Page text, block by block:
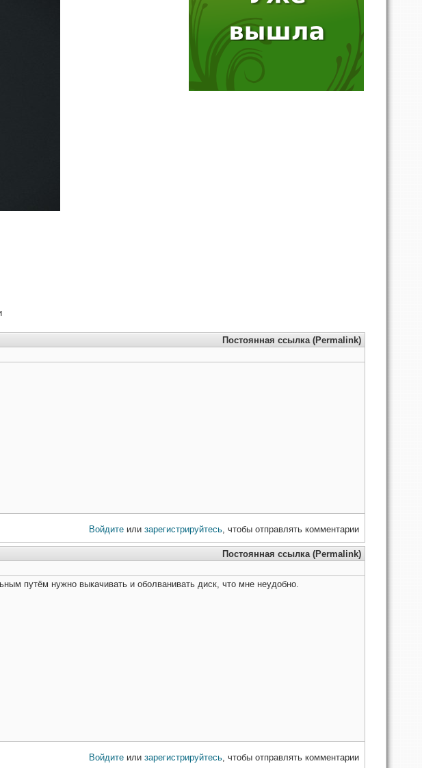
Постоянная ссылка (Permalink)
Войдите или зарегистрируйтесь , чтобы отправлять комментарии
Постоянная ссылка (Permalink)
путём нужно выкачивать и оболванивать диск, что мне неудобно.
Войдите или зарегистрируйтесь , чтобы отправлять комментарии